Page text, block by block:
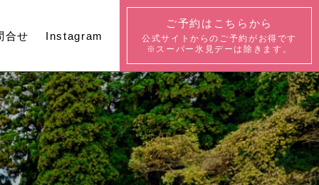
合せ Instagram
ご予約はこちらから
公式サイトからの ご予約がお得です
※スーパー氷見デーは除きます。